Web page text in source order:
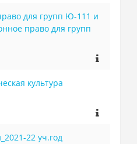
для групп Ю-111 и
право для групп
культура
22 уч.год